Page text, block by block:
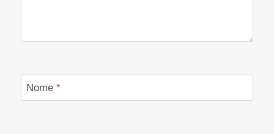
Nome *